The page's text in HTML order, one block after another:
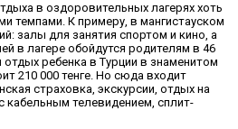
в оздоровительных лагерях хоть
темпами. К примеру, в мангистауском
залы для занятия спортом и кино, а
в лагере обойдутся родителям в 46
ребенка в Турции в знаменитом
210 000 тенге. Но сюда входит
страховка, экскурсии, отдых на
кабельным телевидением, сплит-